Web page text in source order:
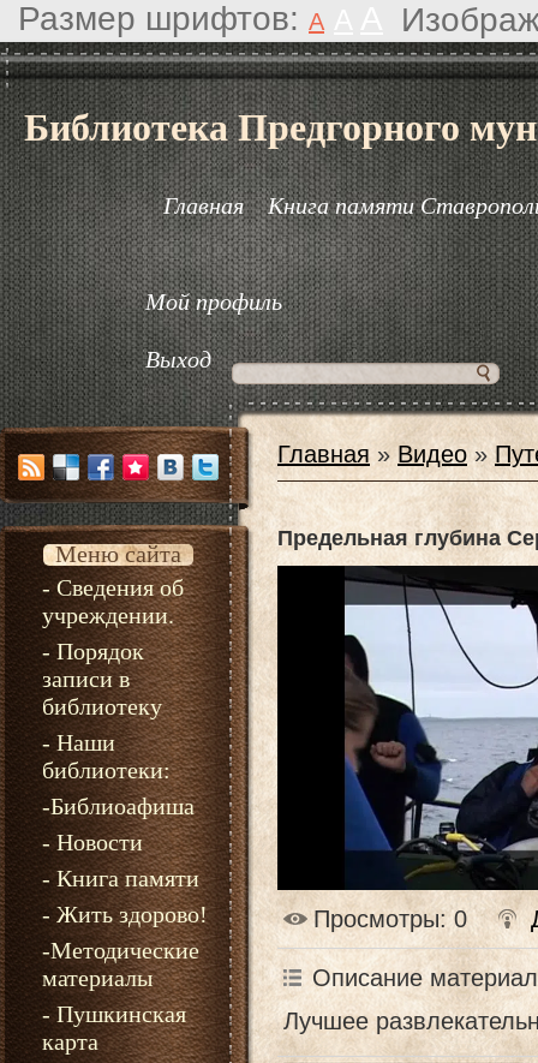
Размер шрифтов: A
Библиотека Предгорного
Главная Книга памяти
Мой профиль
Выход
Меню сайта
- Сведения об
учреждении.
- Порядок
записи в
библиотеку
- Наши
библиотеки:
-Библиоафиша
- Новости
- Книга памяти
- Жить здорово!
-Методические
материалы
- Пушкинская
карта
Главная »Видео »
Предельная глубина
Просмотры: 0
Описание
Лучшее